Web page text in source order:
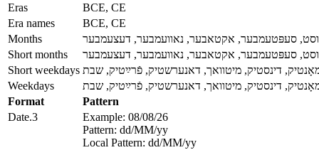
Eras
BCE, CE
Era names
BCE, CE
Months
סעפּטעמבער, אקטאבער, נאוועמבער, דעצעמבער
Short months
סעפּטעמבער, אקטאבער, נאוועמבער, דעצעמבער
Short weekdays מאָנטיק, דינסטיק, מיטוואך, דאנערשטיק, פֿרײַטיק, שבת
Weekdays
מאָנטיק, דינסטיק, מיטוואך, דאנערשטיק, פֿרײַטיק, שבת
Format
Pattern
Date.3
Example: 08/08/26
Pattern: dd/MM/yy
Local Pattern: dd/MM/yy